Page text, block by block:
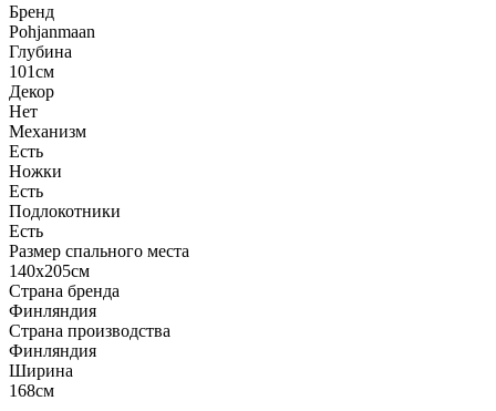
Бренд
Pohjanmaan
Глубина
101см
Декор
Нет
Механизм
Есть
Ножки
Есть
Подлокотники
Есть
Размер спального места
140x205см
Страна бренда
Финляндия
Страна производства
Финляндия
Ширина
168см